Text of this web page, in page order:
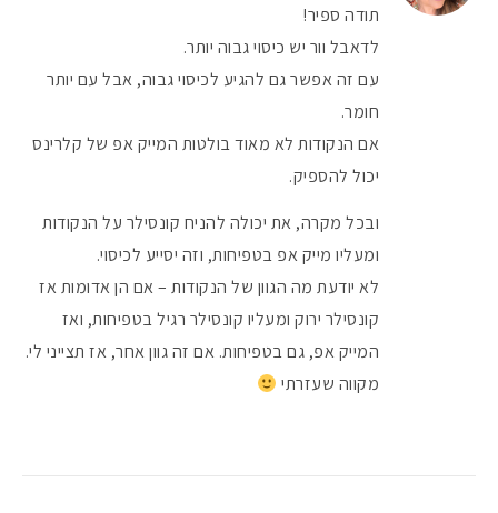
תודה ספיר!
לדאבל וור יש כיסוי גבוה יותר.
עם זה אפשר גם להגיע לכיסוי גבוה, אבל עם יותר
חומר.
אם הנקודות לא מאוד בולטות המייק אפ של קלרינס
יכול להספיק.
ובכל מקרה, את יכולה להניח קונסילר על הנקודות
ומעליו מייק אפ בטפיחות, וזה יסייע לכיסוי.
לא יודעת מה הגוון של הנקודות – אם הן אדומות אז
קונסילר ירוק ומעליו קונסילר רגיל בטפיחות, ואז
המייק אפ, גם בטפיחות. אם זה גוון אחר, אז תצייני לי.
מקווה שעזרתי